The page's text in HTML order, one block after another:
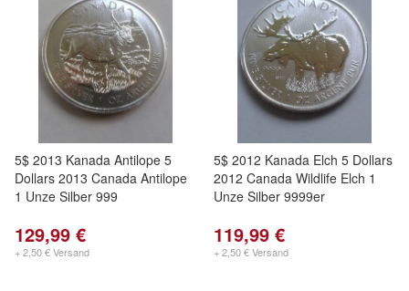
5$ 2013 Kanada Antilope 5
Dollars 2013 Canada Antilope
1 Unze Silber 999
129,99 €
+ 2,50 € Versand
5$ 2012 Kanada Elch 5 Dollars
2012 Canada Wildlife Elch 1
Unze Silber 9999er
119,99 €
+ 2,50 € Versand